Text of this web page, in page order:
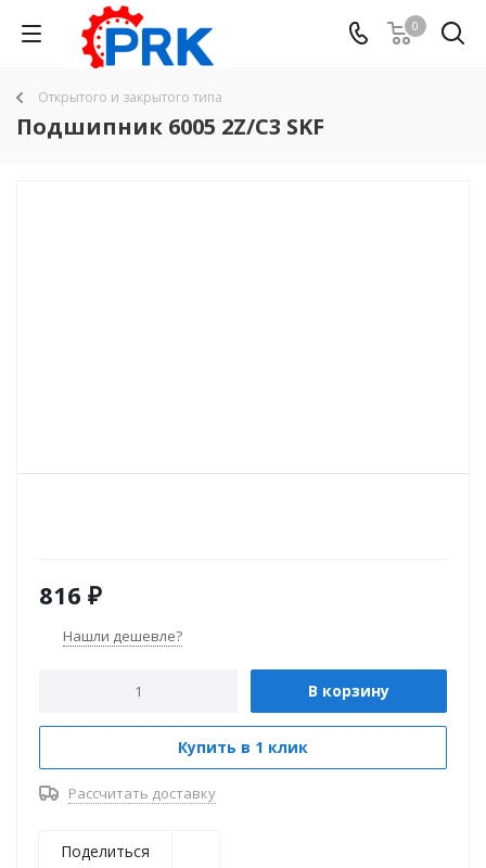
0
Открытого и закрытого типа
Подшипник 6005 2Z/C3 SKF
816 ₽
Нашли дешевле?
В корзину
Купить в 1 клик
Рассчитать доставку
Поделиться